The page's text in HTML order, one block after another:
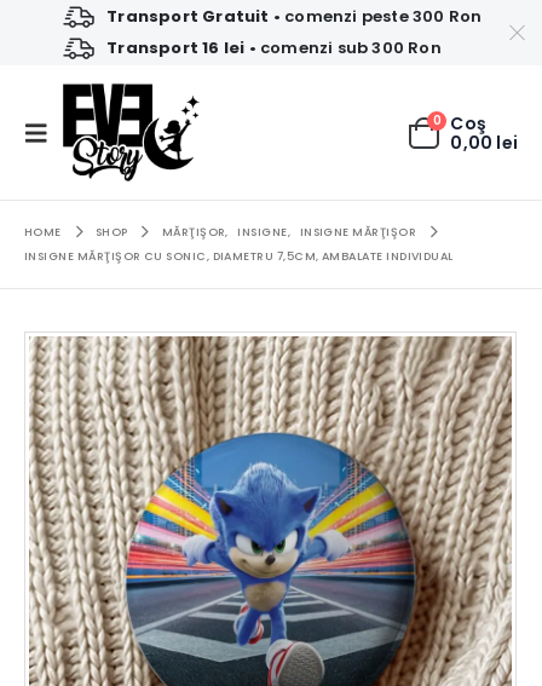
Transport Gratuit • comenzi peste 300 Ron
Transport 16 lei • comenzi sub 300 Ron
0 Coş
0,00 lei
HOME SHOP MĂRŢIŞOR, INSIGNE,
INSIGNE MĂRŢIŞOR
INSIGNE MĂRŢIŞOR CU SONIC, DIAMETRU 7,5CM, AMBALATE INDIVIDUAL